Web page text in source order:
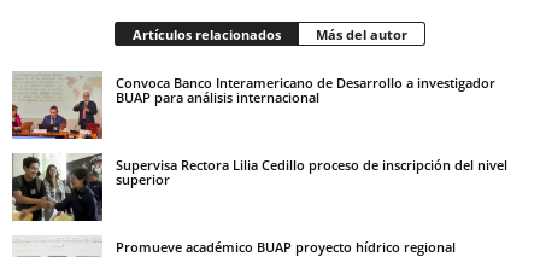
Artículos relacionados Más del autor
Convoca Banco Interamericano de Desarrollo a investigador
BUAP para análisis internacional
Supervisa Rectora Lilia Cedillo proceso de inscripción del nivel
superior
Promueve académico BUAP proyecto hídrico regional